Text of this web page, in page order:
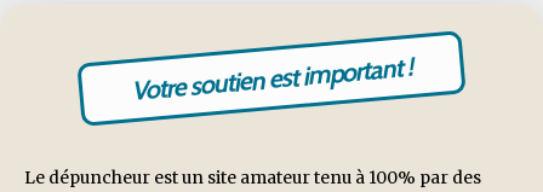
Votre soutien est important !
Le dépuncheur est un site amateur tenu à 100% par des